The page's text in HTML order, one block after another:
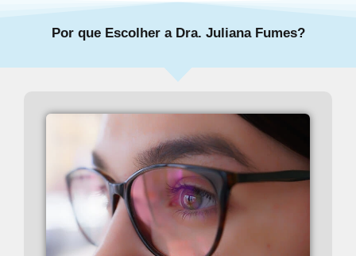
Por que Escolher a Dra. Juliana Fumes?